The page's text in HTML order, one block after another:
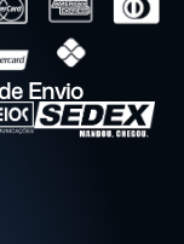
Envio